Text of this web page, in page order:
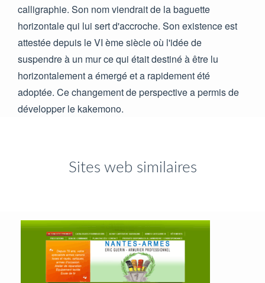
calligraphie. Son nom viendrait de la baguette
horizontale qui lui sert d'accroche. Son existence est
attestée depuis le VI ème siècle où l'idée de
suspendre à un mur ce qui était destiné à être lu
horizontalement a émergé et a rapidement été
adoptée. Ce changement de perspective a permis de
développer le kakemono.
Sites web similaires